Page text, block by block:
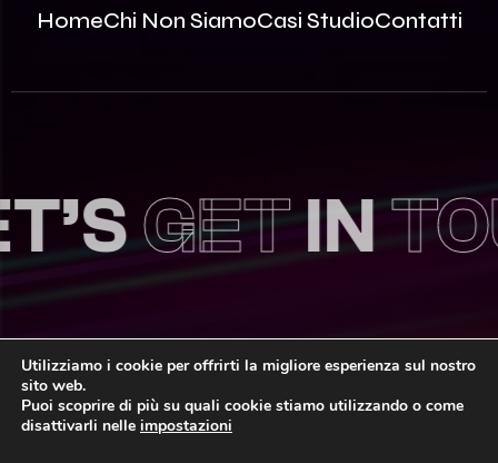
HomeChi Non SiamoCasi StudioContatti
GETIN
© 2026 Innovea S.r.l. – P.Iva: 09812870963 | REA MB –
2535786 | Capitale Sociale: 100.000,00€ i.v.
Utilizziamo i cookie per offrirti la migliore esperienza sul nostro
sito web.
Puoi scoprire di più su quali cookie stiamo utilizzando o come
disattivarli nelle impostazioni